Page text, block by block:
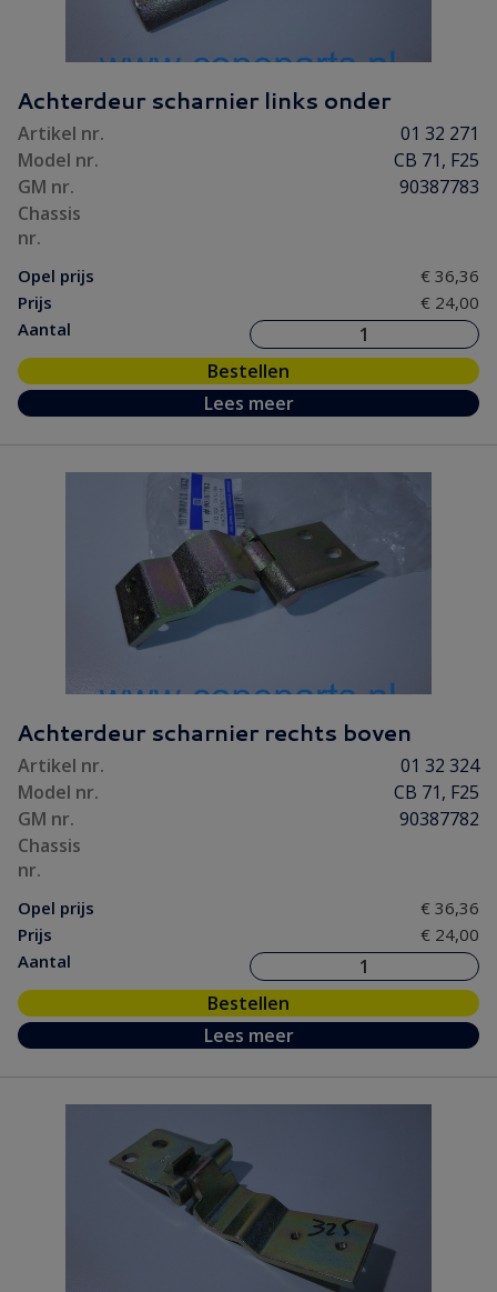
Achterdeur scharnier links onder
Artikel nr.
01 32 271
Model nr.
CB 71, F25
GM nr.
90387783
Chassis
nr.
Opel prijs
€ 36,36
Prijs
€ 24,00
Aantal
Bestellen
Lees meer
Achterdeur scharnier rechts boven
Artikel nr.
01 32 324
Model nr.
CB 71, F25
GM nr.
90387782
Chassis
nr.
Opel prijs
€ 36,36
Prijs
€ 24,00
Aantal
Bestellen
Lees meer